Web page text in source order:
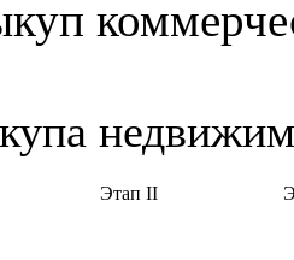
Этап II